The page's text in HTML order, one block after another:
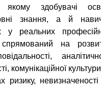
здобувачі
знання, а й
у реальних
спрямований на
комунікаційної
ризику,